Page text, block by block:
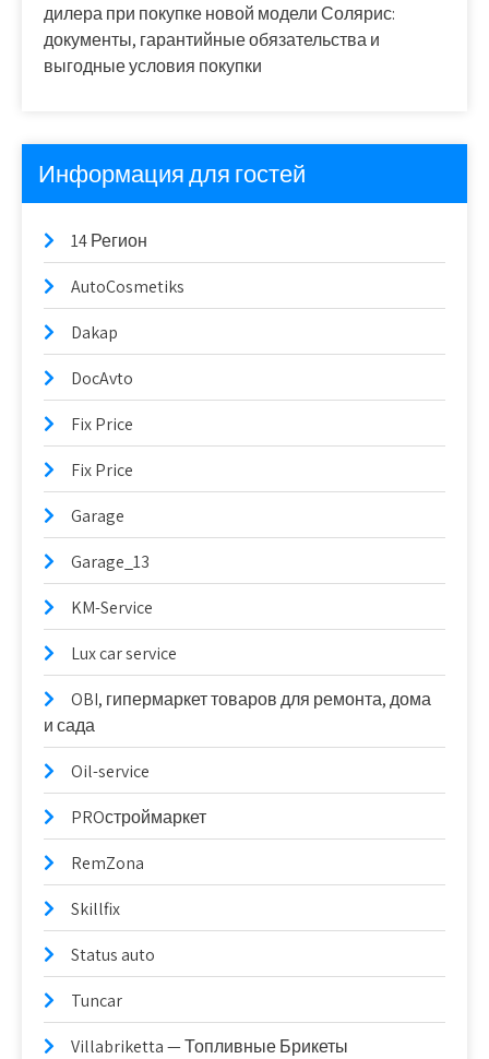
дилера при покупке новой модели Солярис:
документы, гарантийные обязательства и
выгодные условия покупки
Информация для гостей
14 Регион
AutoCosmetiks
Dakap
DocAvto
Fix Price
Fix Price
Garage
Garage_13
KM-Service
Lux car service
OBI, гипермаркет товаров для ремонта, дома
и сада
Oil-service
PROстроймаркет
RemZona
Skillfix
Status auto
Tuncar
Villabriketta — Топливные Брикеты